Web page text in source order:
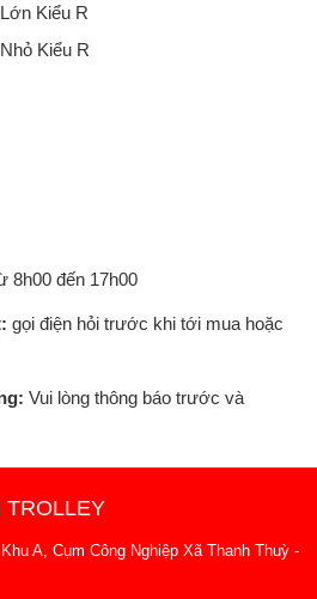
Kiểu R
Kiểu R
8h00 đến 17h00
gọi điện hỏi trước khi tới mua hoặc
Vui lòng thông báo trước và
TROLLEY
A, Cụm Công Nghiệp Xã Thanh Thuỳ -